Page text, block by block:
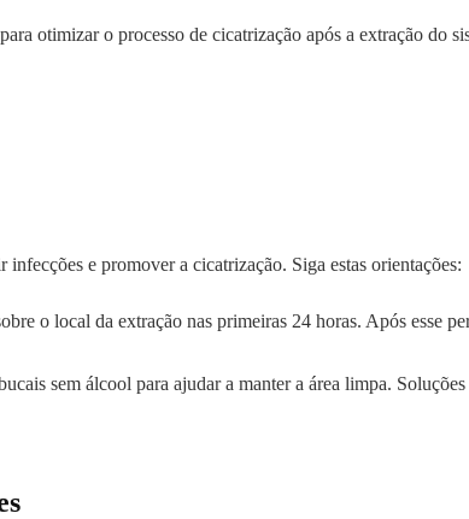
otimizar o processo de cicatrização após a extração do
e promover a cicatrização. Siga estas orientações:
o local da extração nas primeiras 24 horas. Após esse
sem álcool para ajudar a manter a área limpa.